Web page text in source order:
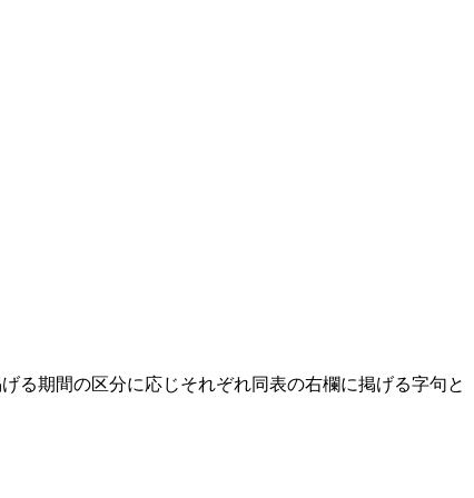
る期間の区分に応じそれぞれ同表の右欄に掲げる字句と